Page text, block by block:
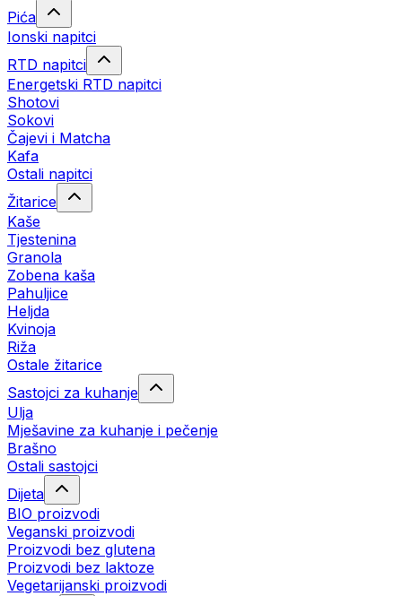
Pića
Ionski napitci
RTD napitci
Energetski RTD napitci
Shotovi
Sokovi
Čajevi i Matcha
Kafa
Ostali napitci
Žitarice
Kaše
Tjestenina
Granola
Zobena kaša
Pahuljice
Heljda
Kvinoja
Riža
Ostale žitarice
Sastojci za kuhanje
Ulja
Mješavine za kuhanje i pečenje
Brašno
Ostali sastojci
Dijeta
BIO proizvodi
Veganski proizvodi
Proizvodi bez glutena
Proizvodi bez laktoze
Vegetarijanski proizvodi